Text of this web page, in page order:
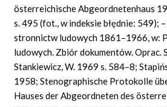
österreichische Abgeordnetenhaus
s.495 (fot., w indeksie błędnie: 549); –
stronnictw ludowych 1861–1966, w:
ludowych. Zbiór dokumentów. Oprac.
Stankiewicz, W. 1969 s. 584–8;
1958;Stenographische Protokolle
Hauses der Abgeordneten des